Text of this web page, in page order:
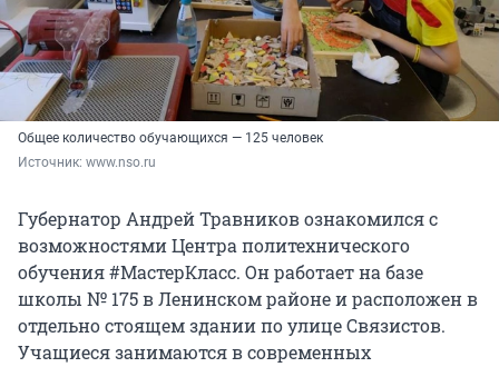
Общее количество обучающихся — 125 человек
Источник: www.nso.ru
Губернатор Андрей Травников ознакомился с
возможностями Центра политехнического
обучения #МастерКласс. Он работает на базе
школы № 175 в Ленинском районе и расположен в
отдельно стоящем здании по улице Связистов.
Учащиеся занимаются в современных